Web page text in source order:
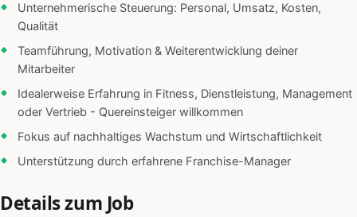
Unternehmerische Steuerung: Personal, Umsatz, Kosten,
Qualität
Teamführung, Motivation & Weiterentwicklung deiner
Mitarbeiter
Idealerweise Erfahrung in Fitness, Dienstleistung, Management
oder Vertrieb - Quereinsteiger willkommen
Fokus auf nachhaltiges Wachstum und Wirtschaftlichkeit
Unterstützung durch erfahrene Franchise-Manager
Details zum Job